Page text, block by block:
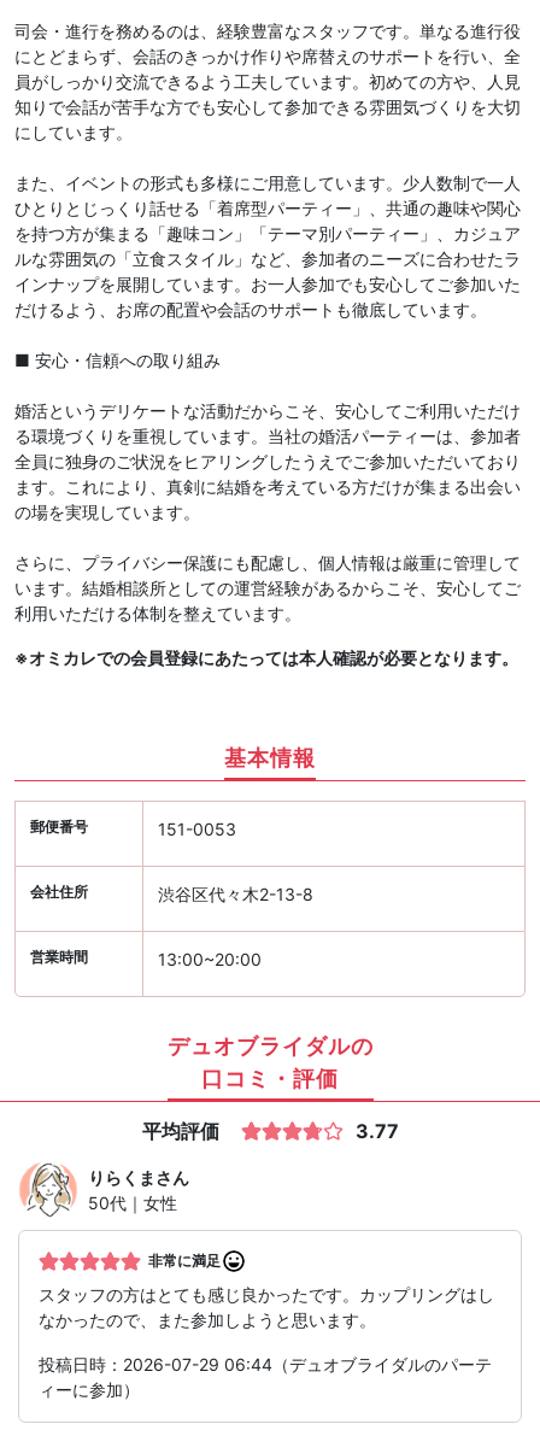
司会・進行を務めるのは、経験豊富なスタッフです。単なる進行役
にとどまらず、会話のきっかけ作りや席替えのサポートを行い、全
員がしっかり交流できるよう工夫しています。初めての方や、人見
知りで会話が苦手な方でも安心して参加できる雰囲気づくりを大切
にしています。
また、イベントの形式も多様にご用意しています。少人数制で一人
ひとりとじっくり話せる「着席型パーティー」、共通の趣味や関心
を持つ方が集まる「趣味コン」「テーマ別パーティー」、カジュア
ルな雰囲気の「立食スタイル」など、参加者のニーズに合わせたラ
インナップを展開しています。お一人参加でも安心してご参加いた
だけるよう、お席の配置や会話のサポートも徹底しています。
■ 安心・信頼への取り組み
婚活というデリケートな活動だからこそ、安心してご利用いただけ
る環境づくりを重視しています。当社の婚活パーティーは、参加者
全員に独身のご状況をヒアリングしたうえでご参加いただいており
ます。これにより、真剣に結婚を考えている方だけが集まる出会い
の場を実現しています。
さらに、プライバシー保護にも配慮し、個人情報は厳重に管理して
います。結婚相談所としての運営経験があるからこそ、安心してご
利用いただける体制を整えています。
※オミカレでの会員登録にあたっては本人確認が必要となります。
基本情報
郵便番号 151-0053
会社住所 渋谷区代々木2-13-8
営業時間 13:00~20:00
デュオブライダルの
口コミ・評価
平均評価 3.77
りらくま さん
50代｜女性
非常に満足
スタッフの方はとても感じ良かったです。カップリングはし
なかったので、また参加しようと思います。
投稿日時：2026-07-29 06:44（デュオブライダルのパーテ
ィーに参加）